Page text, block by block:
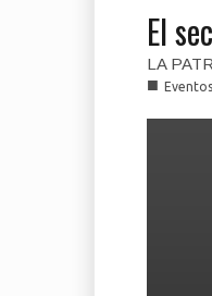
El
LA
■ Eventos